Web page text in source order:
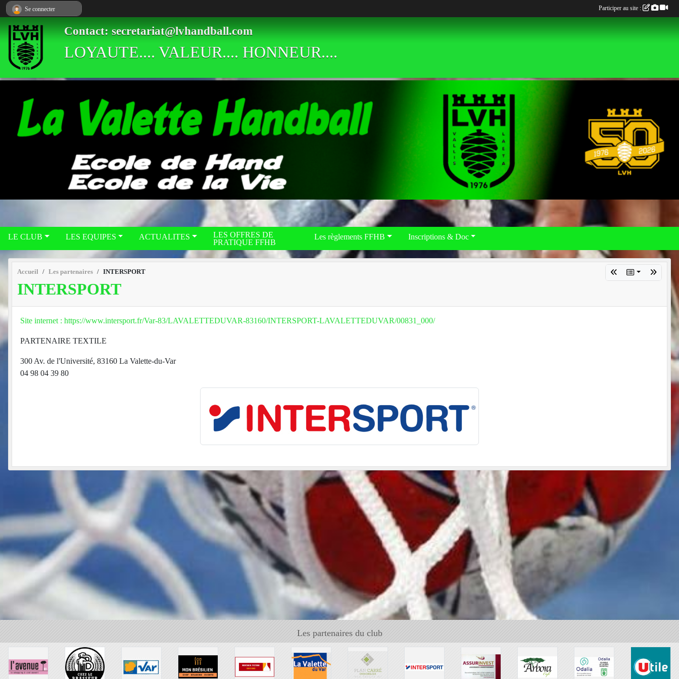
Contact: secretariat@lvhandball.com
LOYAUTE.... VALEUR.... HONNEUR....
LE CLUB LES EQUIPES ACTUALITES
LES OFFRES DE
PRATIQUE FFHB
Les règlements FFHB Inscriptions & Doc
Accueil Les partenaires INTERSPORT
INTERSPORT
Site internet : https://www.intersport.fr/Var-83/LAVALETTEDUVAR-83160/INTERSPORT-LAVALETTEDUVAR/00831_000/
PARTENAIRE TEXTILE
300 Av. de l'Université, 83160 La Valette-du-Var
04 98 04 39 80
Les partenaires du club
Se connecter Participer au site :
Panneau de gestion des cookies